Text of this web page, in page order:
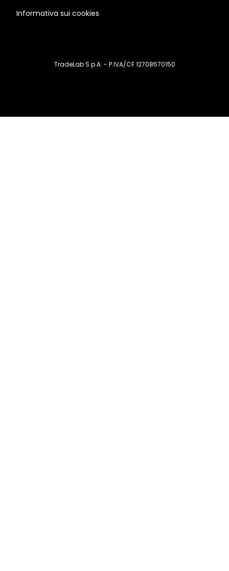
Informativa sui cookies
TradeLab S.p.A. - P.IVA/CF 12708570150